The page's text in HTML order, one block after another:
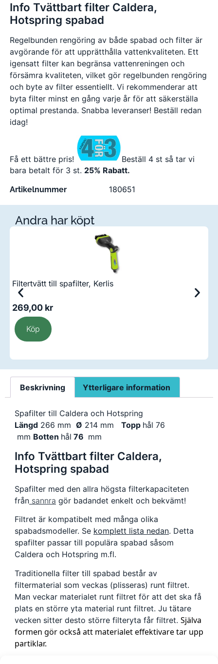
Info Tvättbart filter Caldera,
Hotspring spabad
Regelbunden rengöring av både spabad och filter är
avgörande för att upprätthålla vattenkvaliteten. Ett
igensatt filter kan begränsa vattenreningen och
försämra kvaliteten, vilket gör regelbunden rengöring
och byte av filter essentiellt. Vi rekommenderar att
byta filter minst en gång varje år för att säkerställa
optimal prestanda. Snabba leveranser! Beställ redan
idag!
Få ett bättre pris!
Beställ 4 st så tar vi
bara betalt för 3 st. 25% Rabatt.
Artikelnummer 180651
Andra har köpt
Filtertvätt till spafilter, Kerlis
269,00 kr
Köp
Beskrivning Ytterligare information
Spafilter till Caldera och Hotspring
Längd 266 mm Ø 214 mm Topp hål 76
mm Botten hål 76 mm
Info Tvättbart filter Caldera,
Hotspring spabad
Spafilter med den allra högsta filterkapaciteten
från sannra gör badandet enkelt och bekvämt!
Filtret är kompatibelt med många olika
spabadsmodeller. Se komplett lista nedan. Detta
spafilter passar till populära spabad såsom
Caldera och Hotspring m.fl.
Traditionella filter till spabad består av
filtermaterial som veckas (plisseras) runt filtret.
Man veckar materialet runt filtret för att det ska få
plats en större yta material runt filtret. Ju tätare
vecken sitter desto större filteryta får filtret. Själva
formen gör också att materialet effektivare tar upp
partiklar.